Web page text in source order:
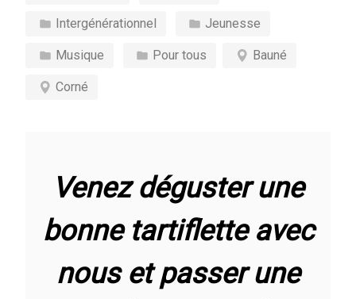
Intergénérationnel Jeunesse
Musique Pour tous Bauné
Corné
Venez déguster une
bonne tartiflette avec
nous et passer une